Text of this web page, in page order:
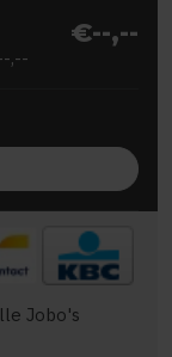
€--,--
,--
Jobo's